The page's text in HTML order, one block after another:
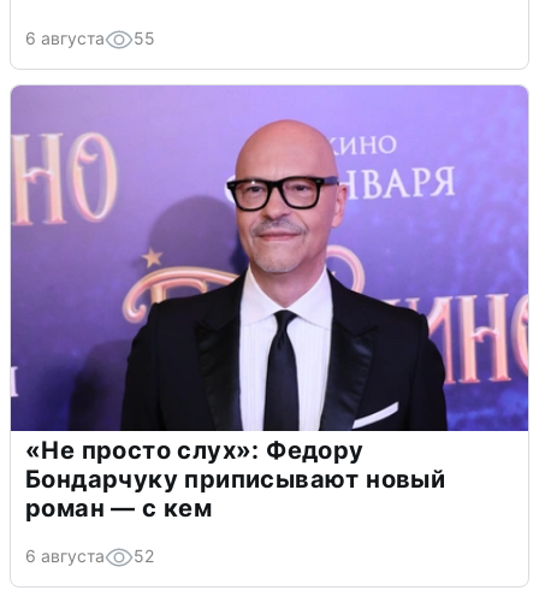
6 августа 55
«Не просто слух»: Федору
Бондарчуку приписывают новый
роман — с кем
6 августа 52